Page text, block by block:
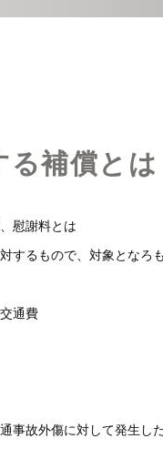
る補償とは
慰謝料とは
するもので、対象となろ
通費
事故外傷に対して発生し